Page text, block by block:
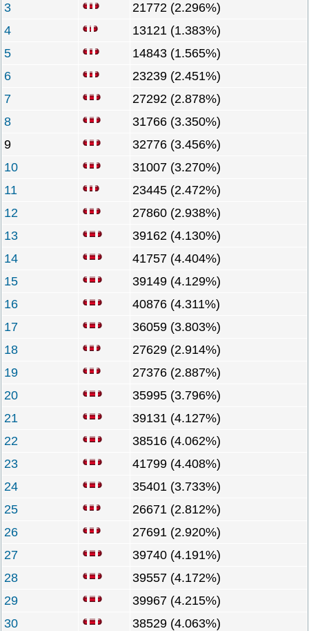
3
21772 (2.296%)
4
13121 (1.383%)
5
14843 (1.565%)
6
23239 (2.451%)
7
27292 (2.878%)
8
31766 (3.350%)
9
32776 (3.456%)
10
31007 (3.270%)
11
23445 (2.472%)
12
27860 (2.938%)
13
39162 (4.130%)
14
41757 (4.404%)
15
39149 (4.129%)
16
40876 (4.311%)
17
36059 (3.803%)
18
27629 (2.914%)
19
27376 (2.887%)
20
35995 (3.796%)
21
39131 (4.127%)
22
38516 (4.062%)
23
41799 (4.408%)
24
35401 (3.733%)
25
26671 (2.812%)
26
27691 (2.920%)
27
39740 (4.191%)
28
39557 (4.172%)
29
39967 (4.215%)
30
38529 (4.063%)